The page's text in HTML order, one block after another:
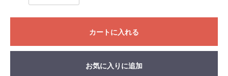
カートに入れる
お気に入りに追加